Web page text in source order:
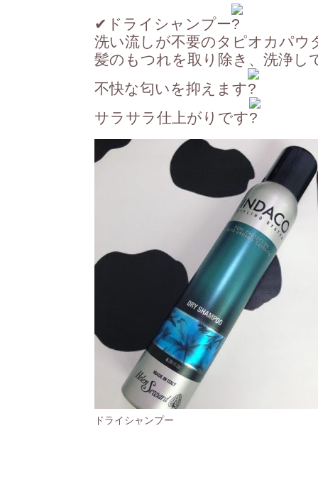
✔︎ ドライシャンプー
洗い流しが不要のタピオカパ
髪のもつれを取り除き、洗浄し
不快な匂いを抑えます
サラサラ仕上がりです
ドライシャンプー